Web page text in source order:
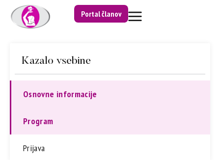
Portal članov
Kazalo vsebine
Osnovne informacije
Program
Prijava